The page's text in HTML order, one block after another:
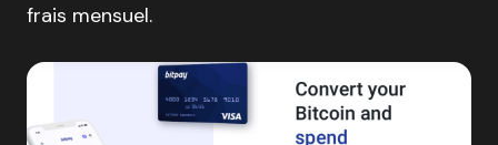
frais mensuel.